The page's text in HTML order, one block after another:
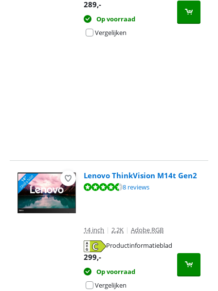
289,-
Op voorraad
Vergelijken
Lenovo ThinkVision M14t Gen2
Beoordeling is 8,7 van de 10, gebaseerd op 8 reviews.
8 reviews
14 inch | 2.2K | Adobe RGB
Productinformatieblad
299,-
Op voorraad
Vergelijken